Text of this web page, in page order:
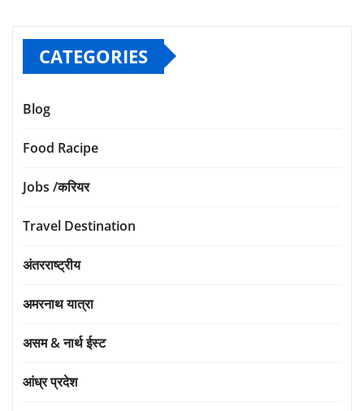
CATEGORIES
Blog
Food Racipe
Jobs /करियर
Travel Destination
अंतरराष्ट्रीय
अमरनाथ यात्रा
असम & नार्थ ईस्ट
आंध्र प्रदेश